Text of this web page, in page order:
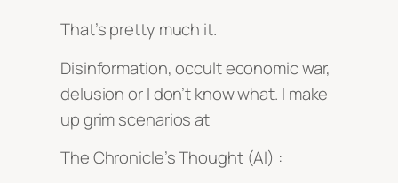
That’s pretty much it.
Disinformation, occult economic war,
delusion or I don’t know what. I make
up grim scenarios at
The Chronicle’s Thought (AI) :